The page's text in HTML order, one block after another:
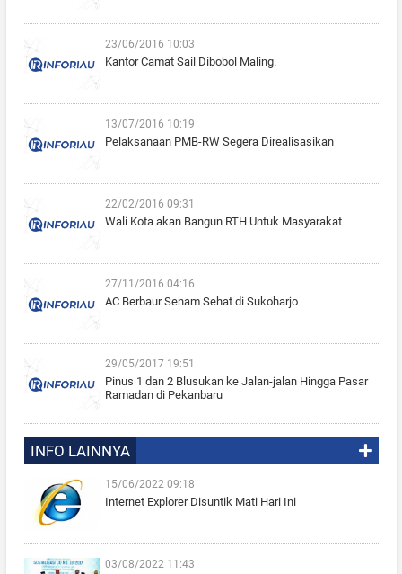
23/06/2016 10:03
Kantor Camat Sail Dibobol Maling.
13/07/2016 10:19
Pelaksanaan PMB-RW Segera Direalisasikan
22/02/2016 09:31
Wali Kota akan Bangun RTH Untuk Masyarakat
27/11/2016 04:16
AC Berbaur Senam Sehat di Sukoharjo
29/05/2017 19:51
Pinus 1 dan 2 Blusukan ke Jalan-jalan Hingga Pasar
Ramadan di Pekanbaru
INFO LAINNYA
15/06/2022 09:18
Internet Explorer Disuntik Mati Hari Ini
03/08/2022 11:43